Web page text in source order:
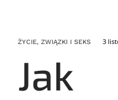
ŻYCIE, ZWIĄZKI I SEKS 3
Jak